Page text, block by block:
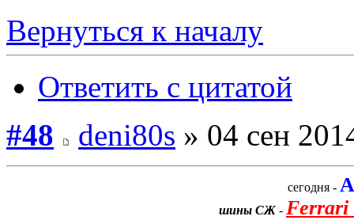
Вернуться к началу
Ответить с цитатой
#48
deni80s » 04 сен
сегодня -
шины CЖ - Ferrari